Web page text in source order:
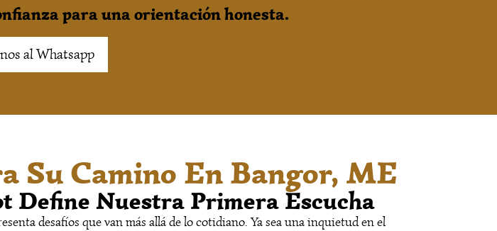
para una orientación honesta.
al Whatsapp
Su Camino En Bangor, ME
Define Nuestra Primera Escucha
desafíos que van más allá de lo cotidiano. Ya sea una inquietud en el